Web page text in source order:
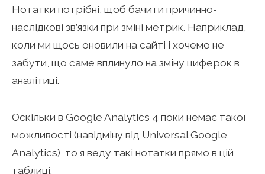
Нотатки потрібні, щоб бачити причинно-
наслідкові зв’язки при зміні метрик. Наприклад,
коли ми щось оновили на сайті і хочемо не
забути, що саме вплинуло на зміну циферок в
аналітиці.
Оскільки в Google Analytics 4 поки немає такої
можливості (навідміну від Universal Google
Analytics), то я веду такі нотатки прямо в цій
таблиці.